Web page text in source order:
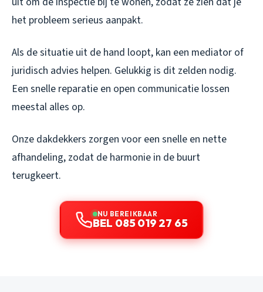
het probleem serieus aanpakt.
Als de situatie uit de hand loopt, kan een mediator of
juridisch advies helpen. Gelukkig is dit zelden nodig.
Een snelle reparatie en open communicatie lossen
meestal alles op.
Onze dakdekkers zorgen voor een snelle en nette
afhandeling, zodat de harmonie in de buurt
terugkeert.
NU BEREIKBAAR
BEL 085 019 27 65